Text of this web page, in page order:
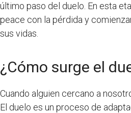
último paso del duelo. En esta
peace con la pérdida y
sus vidas.
¿Cómo surge el
Cuando alguien cercano a
El duelo es un proceso de